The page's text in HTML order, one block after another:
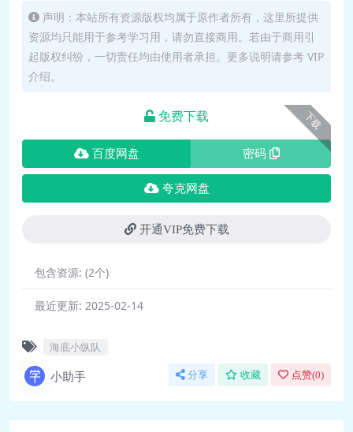
声明：本站所有资源版权均属于原作者所有，这里所提供
资源均只能用于参考学习用，请勿直接商用。若由于商用引
起版权纠纷，一切责任均由使用者承担。更多说明请参考 VIP
介绍。
下载
免费下载
百度网盘 密码
夸克网盘
开通VIP免费下载
包含资源: (2个)
最近更新: 2025-02-14
海底小纵队
小助手 分享 收藏 点赞(0)